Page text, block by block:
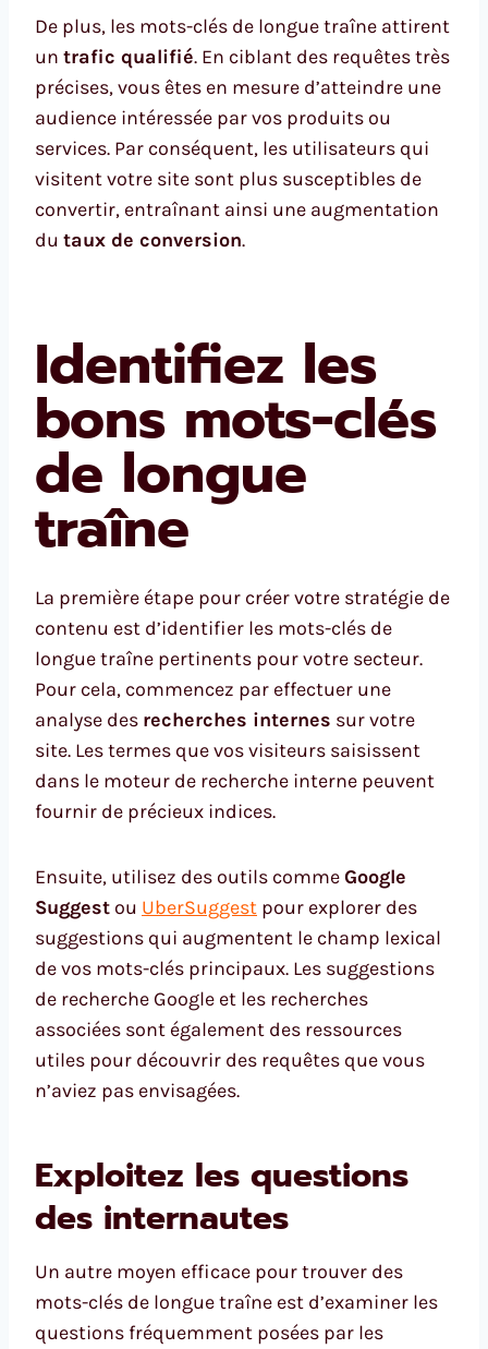
De plus, les mots-clés de longue traîne attirent
un trafic qualifié. En ciblant des requêtes très
précises, vous êtes en mesure d’atteindre une
audience intéressée par vos produits ou
services. Par conséquent, les utilisateurs qui
visitent votre site sont plus susceptibles de
convertir, entraînant ainsi une augmentation
du taux de conversion.
Identifiez les
bons mots-clés
de longue
traîne
La première étape pour créer votre stratégie de
contenu est d’identifier les mots-clés de
longue traîne pertinents pour votre secteur.
Pour cela, commencez par effectuer une
analyse des recherches internes sur votre
site. Les termes que vos visiteurs saisissent
dans le moteur de recherche interne peuvent
fournir de précieux indices.
Ensuite, utilisez des outils commeGoogle
Suggest ou UberSuggest pour explorer des
suggestions qui augmentent le champ lexical
de vos mots-clés principaux. Les suggestions
de recherche Google et les recherches
associées sont également des ressources
utiles pour découvrir des requêtes que vous
n’aviez pas envisagées.
Exploitez les questions
des internautes
Un autre moyen efficace pour trouver des
mots-clés de longue traîne est d’examiner les
questions fréquemment posées par les